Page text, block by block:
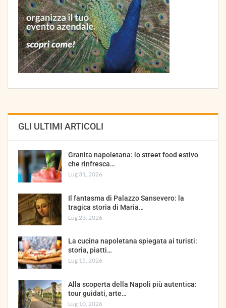
GLI ULTIMI ARTICOLI
Granita napoletana: lo street food estivo
che rinfresca…
Lug 31, 2026
Il fantasma di Palazzo Sansevero: la
tragica storia di Maria…
Lug 23, 2026
La cucina napoletana spiegata ai turisti:
storia, piatti…
Lug 15, 2026
Alla scoperta della Napoli più autentica:
tour guidati, arte…
Lug 10, 2026